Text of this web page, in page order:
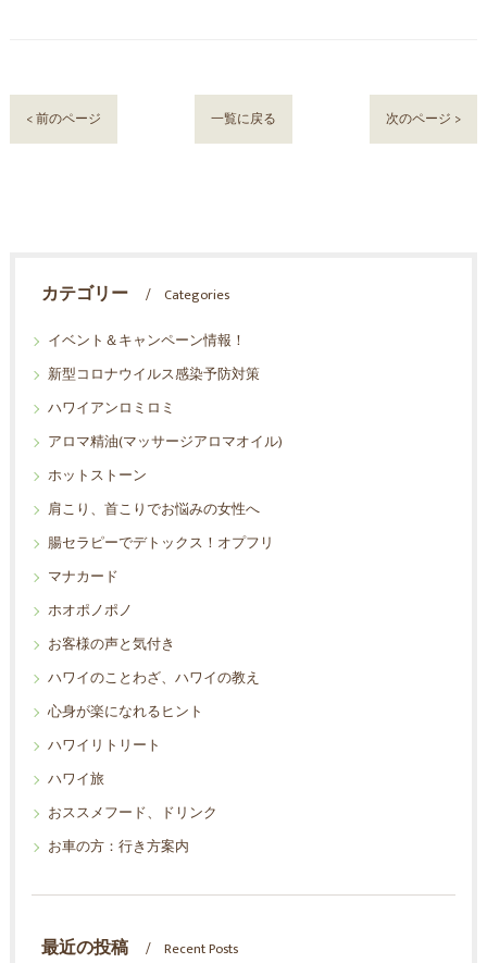
< 前のページ 一覧に戻る 次のページ >
カテゴリー
Categories
イベント＆キャンペーン情報！
新型コロナウイルス感染予防対策
ハワイアンロミロミ
アロマ精油(マッサージアロマオイル)
ホットストーン
肩こり、首こりでお悩みの女性へ
腸セラピーでデトックス！オプフリ
マナカード
ホオポノポノ
お客様の声と気付き
ハワイのことわざ、ハワイの教え
心身が楽になれるヒント
ハワイリトリート
ハワイ旅
おススメフード、ドリンク
お車の方：行き方案内
最近の投稿 Recent Posts